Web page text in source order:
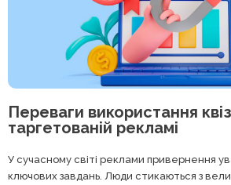
Переваги використання
таргетованій рекламі
У сучасному світі реклами привернення
ключових завдань. Люди стикаються з